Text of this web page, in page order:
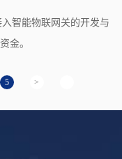
智能物联网关的开发与
金。
5 >